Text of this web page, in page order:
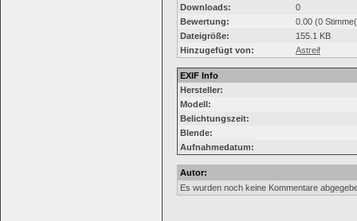
Downloads:
0
Bewertung:
0.00 (0
Dateigröße:
155.1 KB
Hinzugefügt von:
Astreif
EXIF Info
Hersteller:
Modell:
Belichtungszeit:
Blende:
Aufnahmedatum:
Autor:
Es wurden noch keine Kommentare